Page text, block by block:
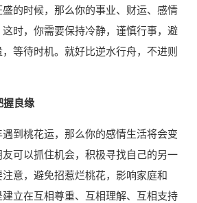
的时候，那么你的事业、财运、感情
时，你需要保持冷静，谨慎行事，避
等待时机。就好比逆水行舟，不进则
握良缘
到桃花运，那么你的感情生活将会变
可以抓住机会，积极寻找自己的另一
意，避免招惹烂桃花，影响家庭和
立在互相尊重、互相理解、互相支持